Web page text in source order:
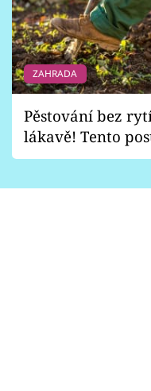
ZAHRADA
Pěstování bez
lákavě! Tento
vhodný jen pro